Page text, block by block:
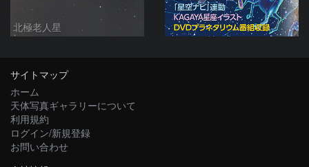
北極老人星
サイトマップ
ホーム
天体写真ギャラリーについて
利用規約
ログイン/新規登録
お問い合わせ